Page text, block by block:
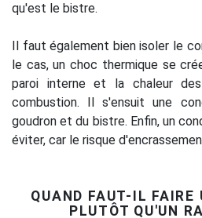
qu'est le bistre.
Il faut également bien isoler le
le cas, un choc thermique se
paroi interne et la chaleur
combustion. Il s'ensuit une
goudron et du bistre. Enfin, un
éviter, car le risque
QUAND FAUT-IL FAIRE
PLUTÔT QU'UN